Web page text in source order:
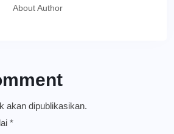
About Author
akan dipublikasikan.
*